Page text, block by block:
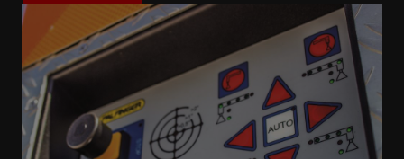
Mehr erfahren